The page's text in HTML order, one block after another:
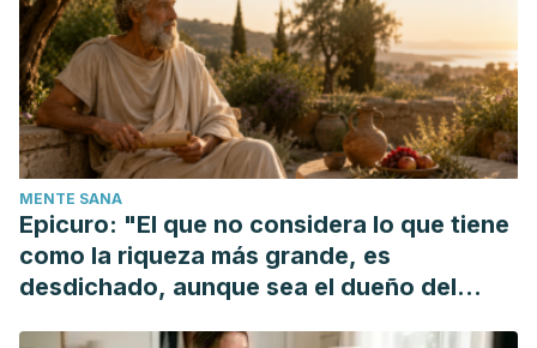
MENTE SANA
Epicuro: "El que no considera lo que tiene
como la riqueza más grande, es
desdichado, aunque sea el dueño del